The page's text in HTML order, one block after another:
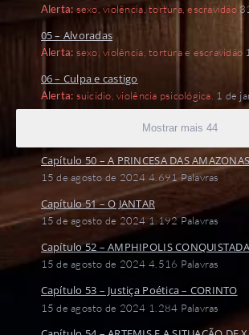
Alerta: sexo, violência, tortura, escravidão
2023
2.675 Palavras
05 – Alvoradas
Alerta: sexo, violência, tortura e escravidão
06 – Culpa e castigo
Alerta: suicidio, violência psicológica. 1 de
819 Palavras
Mostrar mais 44
Capítulo 50 – A PRINCESA DAS
15 de agosto de 2024 4.691 Palavras
Capítulo 51 – O JANTAR
15 de agosto de 2024 1.192 Palavras
Capítulo 52 – AMPHIPOLIS CONQUISTADA
15 de agosto de 2024 4.516 Palavras
Capítulo 53 – Justiça Poética – CORINTO
15 de agosto de 2024 1.284 Palavras